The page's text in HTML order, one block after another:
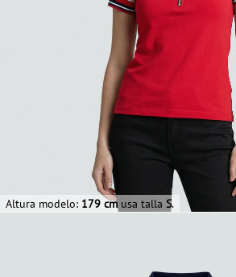
Altura modelo: 179 cm usa talla S.